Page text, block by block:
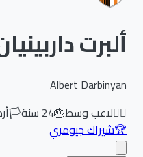
ألبرت داربينيان
Albert Darbinyan
لاعب وسط🎂
24سنة🏳️أرمينيا
شيراك جيومري